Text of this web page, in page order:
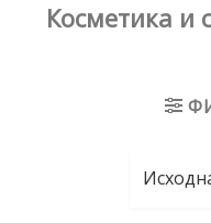
Косметика и